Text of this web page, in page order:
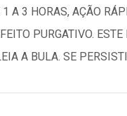
A 3 HORAS, AÇÃO
PURGATIVO.
A BULA. SE